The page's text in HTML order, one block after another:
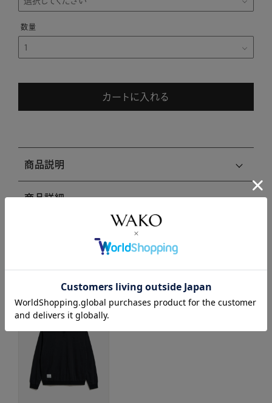
カートに入れる
商品説明
商品詳細
注意事項・キャンセル・返品
関連商品はこちら